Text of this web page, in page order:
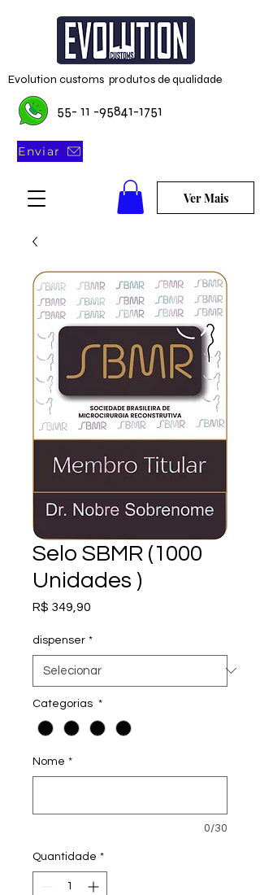
55- 11 -95841-1751
Enviar
Ver Mais
Evolution customs produtos de qualidade
Selo SBMR (1000
Unidades )
R$ 349,90
dispenser *
Categorias *
Nome *
0/30
Quantidade *